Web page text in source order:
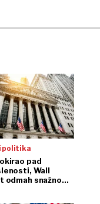
politika
pad
Wall
odmah snažno